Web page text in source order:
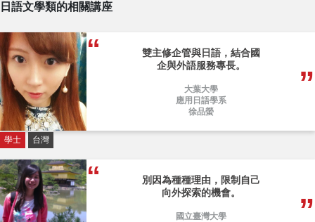
日語文學類的相關講座
雙主修企管與日語，結合國
企與外語服務專長。
大葉大學
應用日語學系
徐品螢
學士 台灣
別因為種種理由，限制自己
向外探索的機會。
國立臺灣大學